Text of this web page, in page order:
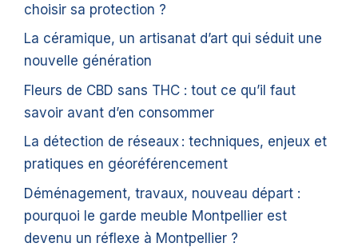
choisir sa protection ?
La céramique, un artisanat d’art qui séduit une
nouvelle génération
Fleurs de CBD sans THC : tout ce qu’il faut
savoir avant d’en consommer
La détection de réseaux : techniques, enjeux et
pratiques en géoréférencement
Déménagement, travaux, nouveau départ :
pourquoi le garde meuble Montpellier est
devenu un réflexe à Montpellier ?